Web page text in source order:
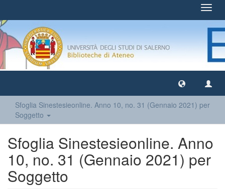
Sfoglia Sinestesieonline. Anno 10, no. 31 (Gennaio 2021) per
Soggetto
Sfoglia Sinestesieonline. Anno
10, no. 31 (Gennaio 2021) per
Soggetto